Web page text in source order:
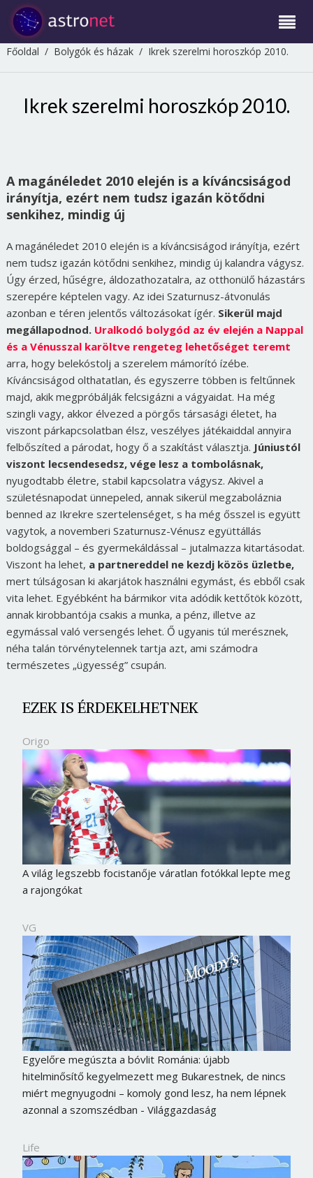
Főoldal / Bolygók és házak/ Ikrek szerelmi horoszkóp 2010.
Ikrek szerelmi horoszkóp 2010.
A magánéledet 2010 elején is a kíváncsiságod
irányítja, ezért nem tudsz igazán kötődni
senkihez, mindig új
A magánéledet 2010 elején is a kíváncsiságod irányítja, ezért
nem tudsz igazán kötődni senkihez, mindig új kalandra vágysz.
Úgy érzed, hűségre, áldozathozatalra, az otthonülő házastárs
szerepére képtelen vagy. Az idei Szaturnusz-átvonulás
azonban e téren jelentős változásokat ígér. Sikerül majd
megállapodnod. Uralkodó bolygód az év elején a Nappal
és a Vénusszal karöltve rengeteg lehetőséget teremt
arra, hogy belekóstolj a szerelem mámorító ízébe.
Kíváncsiságod olthatatlan, és egyszerre többen is feltűnnek
majd, akik megpróbálják felcsigázni a vágyaidat. Ha még
szingli vagy, akkor élvezed a pörgős társasági életet, ha
viszont párkapcsolatban élsz, veszélyes játékaiddal annyira
felbőszíted a párodat, hogy ő a szakítást választja. Júniustól
viszont lecsendesedsz, vége lesz a tombolásnak,
nyugodtabb életre, stabil kapcsolatra vágysz. Akivel a
születésnapodat ünnepeled, annak sikerül megzaboláznia
benned az Ikrekre szertelenséget, s ha még ősszel is együtt
vagytok, a novemberi Szaturnusz-Vénusz együttállás
boldogsággal – és gyermekáldással – jutalmazza kitartásodat.
Viszont ha lehet, a partnereddel ne kezdj közös üzletbe,
mert túlságosan ki akarjátok használni egymást, és ebből csak
vita lehet. Egyébként ha bármikor vita adódik kettőtök között,
annak kirobbantója csakis a munka, a pénz, illetve az
egymással való versengés lehet. Ő ugyanis túl merésznek,
néha talán törvénytelennek tartja azt, ami számodra
természetes „ügyesség” csupán.
EZEK IS ÉRDEKELHETNEK
Origo
A világ legszebb focistanője váratlan fotókkal lepte meg
a rajongókat
VG
Egyelőre megúszta a bóvlit Románia: újabb
hitelminősítő kegyelmezett meg Bukarestnek, de nincs
miért megnyugodni – komoly gond lesz, ha nem lépnek
azonnal a szomszédban - Világgazdaság
Life